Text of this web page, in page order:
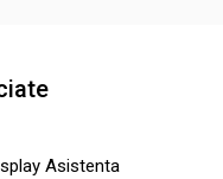
Asistenta